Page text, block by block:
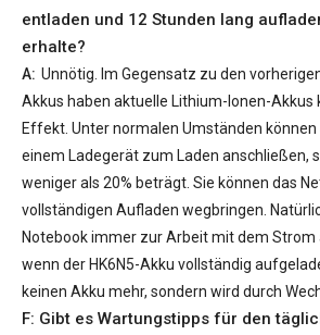
entladen und 12 Stunden lang
erhalte?
A: Unnötig. Im Gegensatz zu den
Akkus haben aktuelle Lithium-Ionen-Akkus
Effekt. Unter normalen Umständen
einem Ladegerät zum Laden anschließen,
weniger als 20% beträgt. Sie können das
vollständigen Aufladen wegbringen.
Notebook immer zur Arbeit mit dem Strom
wenn der HK6N5-Akku vollständig
keinen Akku mehr, sondern wird durch
F: Gibt es Wartungstipps für den